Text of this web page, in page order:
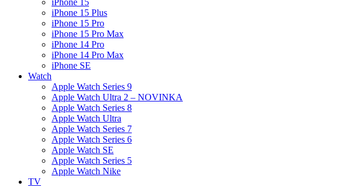
iPhone 15
iPhone 15 Plus
iPhone 15 Pro
iPhone 15 Pro Max
iPhone 14 Pro
iPhone 14 Pro Max
iPhone SE
Watch
Apple Watch Series 9
Apple Watch Ultra 2 – NOVINKA
Apple Watch Series 8
Apple Watch Ultra
Apple Watch Series 7
Apple Watch Series 6
Apple Watch SE
Apple Watch Series 5
Apple Watch Nike
TV